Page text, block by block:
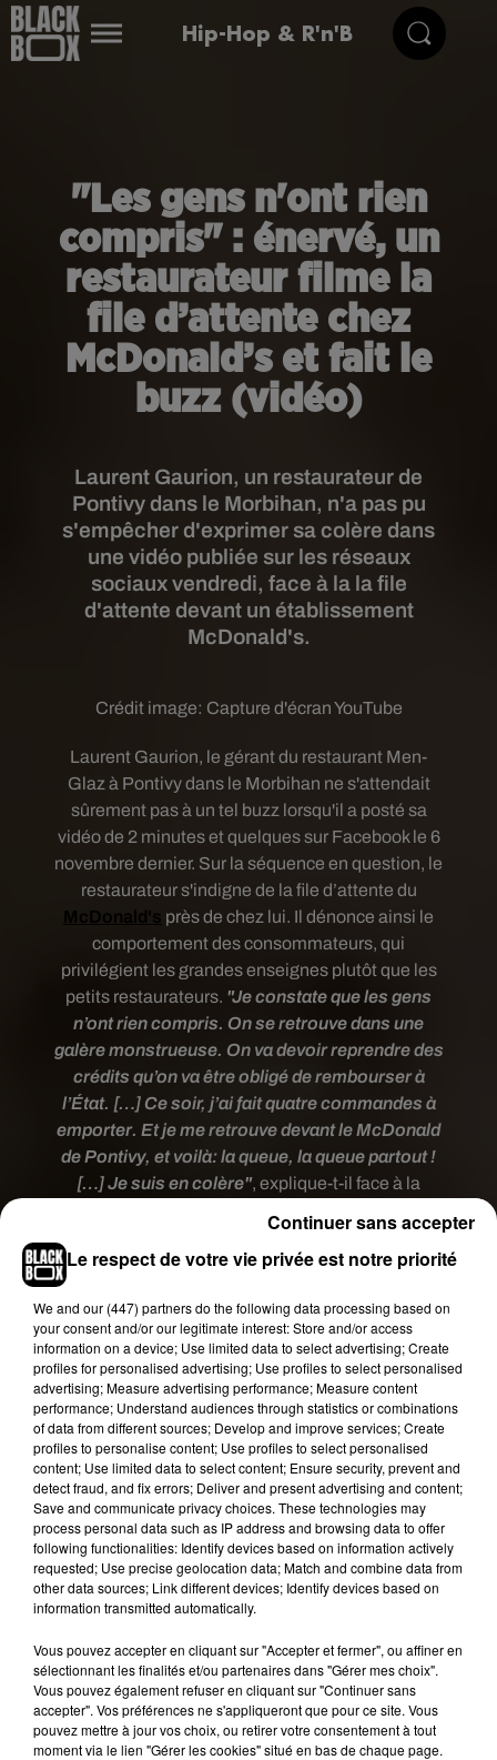
Hip-Hop & R'n'B
"Les gens n'ont rien
compris" : énervé, un
restaurateur filme la
file d’attente chez
McDonald’s et fait le
buzz (vidéo)
Laurent Gaurion, un restaurateur de
Pontivy dans le Morbihan, n'a pas pu
s'empêcher d'exprimer sa colère dans
une vidéo publiée sur les réseaux
sociaux vendredi, face à la la file
d'attente devant un établissement
McDonald's.
Crédit image: Capture d'écran YouTube
Laurent Gaurion, le gérant du restaurant Men-
Glaz à Pontivy dans le Morbihan ne s'attendait
sûrement pas à un tel buzz lorsqu'il a posté sa
vidéo de 2 minutes et quelques sur Facebook le 6
novembre dernier. Sur la séquence en question, le
restaurateur s'indigne de la file d’attente du
McDonald's près de chez lui. Il dénonce ainsi le
comportement des consommateurs, qui
privilégient les grandes enseignes plutôt que les
petits restaurateurs. "Je constate que les gens
n’ont rien compris. On se retrouve dans une
galère monstrueuse. On va devoir reprendre des
crédits qu’on va être obligé de rembourser à
l’État. […] Ce soir, j’ai fait quatre commandes à
emporter. Et je me retrouve devant le McDonald
de Pontivy, et voilà: la queue, la queue partout !
[…] Je suis en colère", explique-t-il face à la
Le respect de votre vie privée est notre priorité
We and our (447) partnersdo the following data processing based on
your consent and/or our legitimate interest: Store and/or access
information on a device; Use limited data to select advertising; Create
profiles for personalised advertising; Use profiles to select personalised
advertising; Measure advertising performance; Measure content
performance; Understand audiences through statistics or combinations
of data from different sources; Develop and improve services; Create
profiles to personalise content; Use profiles to select personalised
content; Use limited data to select content; Ensure security, prevent and
detect fraud, and fix errors; Deliver and present advertising and content;
Save and communicate privacy choices. These technologies may
process personal data such as IP address and browsing data to offer
following functionalities: Identify devices based on information actively
requested; Use precise geolocation data; Match and combine data from
other data sources; Link different devices; Identify devices based on
information transmitted automatically.
Vous pouvez accepter en cliquant sur "Accepter et fermer", ou affiner en
sélectionnant les finalités et/ou partenaires dans "Gérer mes choix".
Vous pouvez également refuser en cliquant sur "Continuer sans
accepter". Vos préférences ne s'appliqueront que pour ce site. Vous
pouvez mettre à jour vos choix, ou retirer votre consentement à tout
moment via le lien "Gérer les cookies" situé en bas de chaque page.
Continuer sans accepter